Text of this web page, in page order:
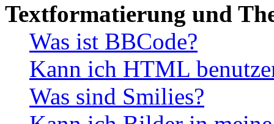
Textformatierung und
Was ist BBCode?
Kann ich HTML
Was sind Smilies?